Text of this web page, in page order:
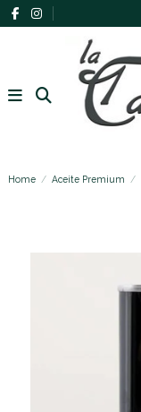
Home Aceite Premium